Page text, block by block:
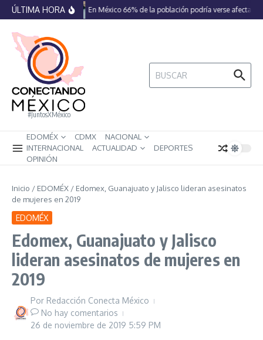
Saltar al contenido
ÚLTIMA HORA En México 66% de la población podría verse afectada
#JuntosXMéxico
Buscar:
EDOMÉX CDMX
NACIONAL
INTERNACIONAL
ACTUALIDAD
DEPORTES
OPINIÓN
Inicio / EDOMÉX / Edomex, Guanajuato y Jalisco lideran asesinatos
de mujeres en 2019
EDOMÉX
Edomex, Guanajuato y Jalisco
lideran asesinatos de mujeres en
2019
Por Redacción Conecta México
No hay comentarios
26 de noviembre de 2019 5:59 PM